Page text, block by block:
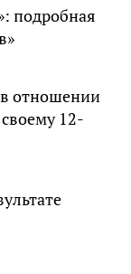
подробная
в отношении
12-